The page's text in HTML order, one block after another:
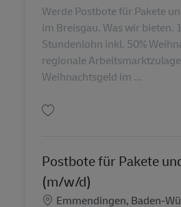
Werde Postbote für Pakete
im Breisgau. Was wir bieten.
Stundenlohn inkl. 50%
regionale
Weihnachtsgeld im ...
Postbote für Pakete
(m/w/d)
LokasiEmmendingen, Baden-